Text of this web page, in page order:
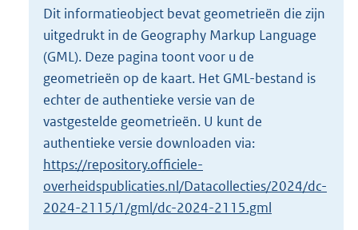
o
t
t
e
1
1
K
Dit informatieobject bevat geometrieën die zijn
uitgedrukt in de Geography Markup Language
(GML). Deze pagina toont voor u de
geometrieën op de kaart. Het GML-bestand is
echter de authentieke versie van de
vastgestelde geometrieën. U kunt de
authentieke versie downloaden via:
https://repository.officiele-
overheidspublicaties.nl/Datacollecties/2024/dc-
2024-2115/1/gml/dc-2024-2115.gml